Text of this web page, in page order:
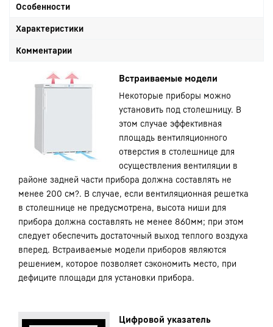
Особенности
Характеристики
Комментарии
Встраиваемые модели
Некоторые приборы можно
установить под столешницу. В
этом случае эффективная
площадь вентиляционного
отверстия в столешнице для
осуществления вентиляции в
районе задней части прибора должна составлять не
менее 200 см?. В случае, если вентиляционная решетка
в столешнице не предусмотрена, высота ниши для
прибора должна составлять не менее 860мм; при этом
следует обеспечить достаточный выход теплого воздуха
вперед. Встраиваемые модели приборов являются
решением, которое позволяет сэкономить место, при
дефиците площади для установки прибора.
Цифровой указатель